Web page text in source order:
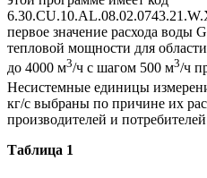
первое значение расхода воды
тепловой мощности для
до 4000 м3/ч с шагом 500 м3/ч
Несистемные единицы
кг/с выбраны по причине их
производителей и
Таблица 1